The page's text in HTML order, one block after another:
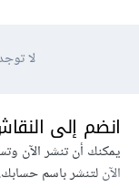
لا
انضم إلى
يمكنك أن تنشر الآن
الآنلتنشر باسم حسابك.